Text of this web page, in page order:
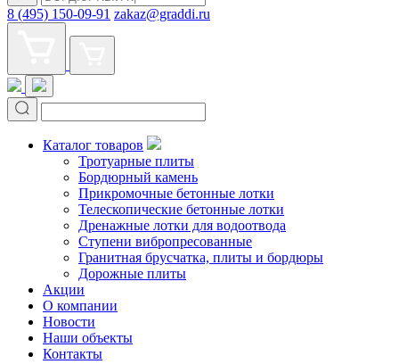
8 (495) 150-09-91 zakaz@graddi.ru
Каталог товаров
Тротуарные плиты
Бордюрный камень
Прикромочные бетонные лотки
Телескопические бетонные лотки
Дренажные лотки для водоотвода
Ступени вибропресованные
Гранитная брусчатка, плиты и бордюры
Дорожные плиты
Акции
О компании
Новости
Наши объекты
Контакты